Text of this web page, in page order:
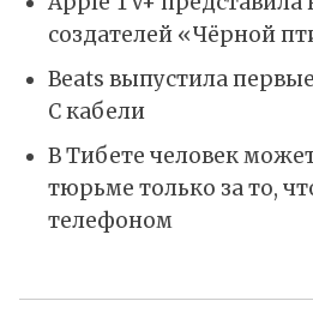
создателей «Чёрной
Beats выпустила
C кабели
В Тибете человек
тюрьме только за то,
телефоном